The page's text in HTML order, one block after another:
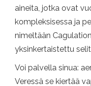
aineita, jotka ovat
kompleksisessa ja
nimeltään
yksinkertaistettu
Voi palvella sinua:
Veressä se kiertää